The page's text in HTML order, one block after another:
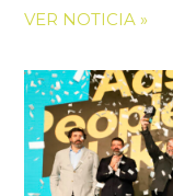
VER NOTICIA »